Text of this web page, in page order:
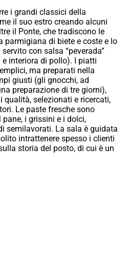
i grandi classici della
il suo estro creando alcuni
il Ponte, che tradiscono le
parmigiana di biete e coste e lo
con salsa “peverada”
interiora di pollo). I piatti
ma preparati nella
giusti (gli gnocchi, ad
preparazione di tre giorni),
qualità, selezionati e ricercati,
Le paste fresche sono
i grissini e i dolci,
semilavorati. La sala è guidata
intrattenere spesso i clienti
storia del posto, di cui è un